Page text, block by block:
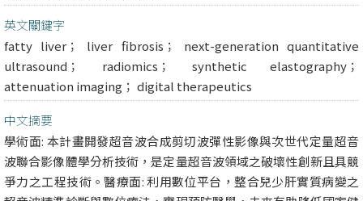
英文關鍵字
fatty liver； liver fibrosis； next-generation quantitative
ultrasound； radiomics； synthetic elastography；
attenuation imaging； digital therapeutics
中文摘要
學術面: 本計畫開發超音波合成剪切波彈性影像與次世代定量超音
波聯合影像體學分析技術，是定量超音波領域之破壞性創新且具競
爭力之工程技術。醫療面: 利用數位平台，整合兒少肝實質病變之